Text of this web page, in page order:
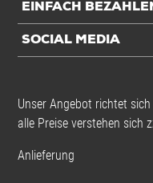
EINFACH
SOCIAL MEDIA
Unser Angebot richtet
alle Preise verstehen sich
Anlieferung